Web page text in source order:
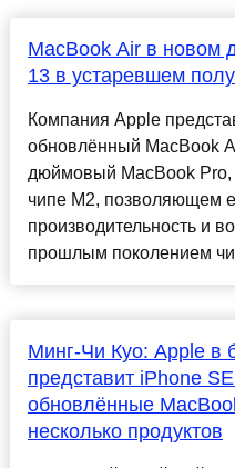
MacBook Air в новом
13 в устаревшем
Компания Apple
обновлённый MacBook
дюймовый MacBook Pro,
чипе M2, позволяющем
производительность и
прошлым поколением
Минг-Чи Куо: Apple в
представит iPhone
обновлённые
несколько продуктов